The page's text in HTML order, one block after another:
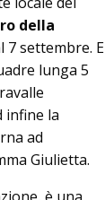
della
7 settembre. E
lunga 5
infine la
ad
Giulietta.